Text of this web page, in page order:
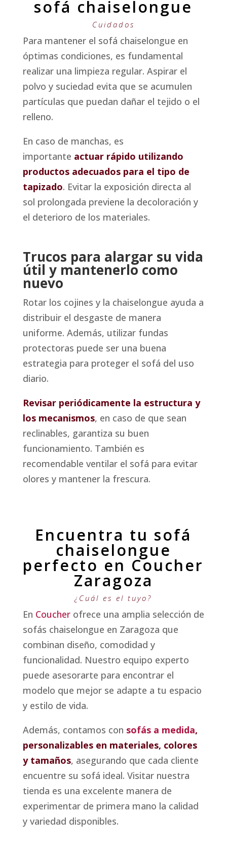
sofá chaiselongue
Cuidados
Para mantener el sofá chaiselongue en
óptimas condiciones, es fundamental
realizar una limpieza regular. Aspirar el
polvo y suciedad evita que se acumulen
partículas que puedan dañar el tejido o el
relleno.
En caso de manchas, es
importante actuar rápido utilizando
productos adecuados para el tipo de
tapizado. Evitar la exposición directa al
sol prolongada previene la decoloración y
el deterioro de los materiales.
Trucos para alargar su vida
útil y mantenerlo como
nuevo
Rotar los cojines y la chaiselongue ayuda a
distribuir el desgaste de manera
uniforme. Además, utilizar fundas
protectoras puede ser una buena
estrategia para proteger el sofá del uso
diario.
Revisar periódicamente la estructura y
los mecanismos, en caso de que sean
reclinables, garantiza su buen
funcionamiento. También es
recomendable ventilar el sofá para evitar
olores y mantener la frescura.
Encuentra tu sofá
chaiselongue
perfecto en Coucher
Zaragoza
¿Cuál es el tuyo?
En Coucher ofrece una amplia selección de
sofás chaiselongue en Zaragoza que
combinan diseño, comodidad y
funcionalidad. Nuestro equipo experto
puede asesorarte para encontrar el
modelo que mejor se adapte a tu espacio
y estilo de vida.
Además, contamos con sofás a medida,
personalizables en materiales, colores
y tamaños, asegurando que cada cliente
encuentre su sofá ideal. Visitar nuestra
tienda es una excelente manera de
experimentar de primera mano la calidad
y variedad disponibles.